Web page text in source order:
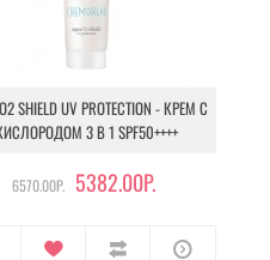
SHIELD UV PROTECTION - КРЕМ С
3 В 1 SPF50++++
6570.00Р. 5382.00Р.